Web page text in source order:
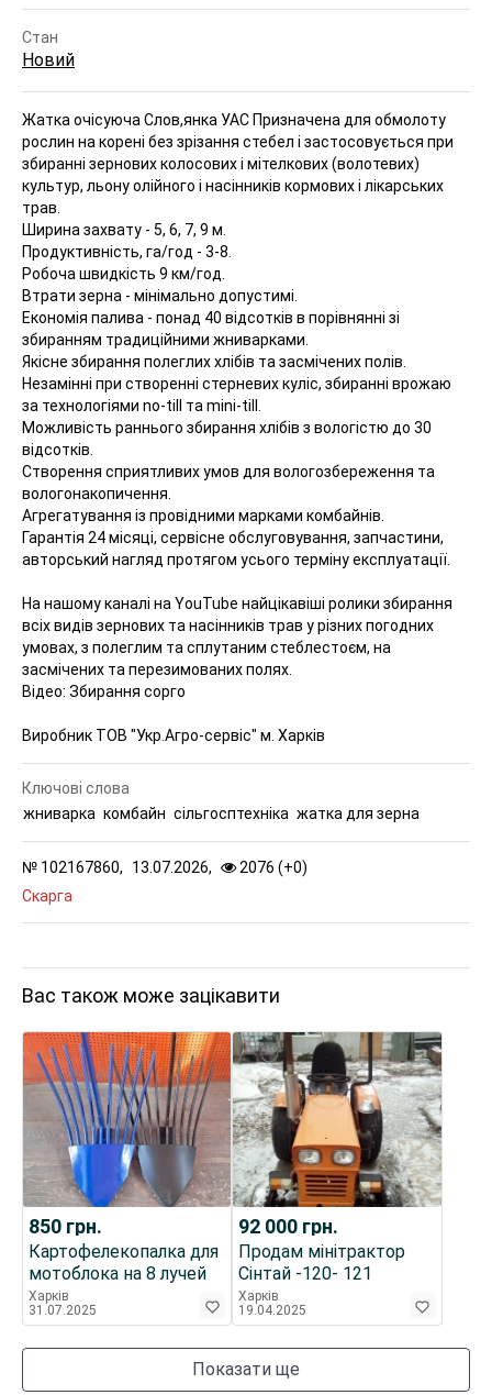
Стан
Новий
Жатка очісуюча Слов,янка УАС Призначена для обмолоту
рослин на корені без зрізання стебел і застосовується при
збиранні зернових колосових і мітелкових (волотевих)
культур, льону олійного і насінників кормових і лікарських
трав.
Ширина захвату - 5, 6, 7, 9 м.
Продуктивність, га/год - 3-8.
Робоча швидкість 9 км/год.
Втрати зерна - мінімально допустимі.
Економія палива - понад 40 відсотків в порівнянні зі
збиранням традиційними жниварками.
Якісне збирання полеглих хлібів та засмічених полів.
Незамінні при створенні стерневих куліс, збиранні врожаю
за технологіями no-till та mini-till.
Можливість раннього збирання хлібів з вологістю до 30
відсотків.
Створення сприятливих умов для вологозбереження та
вологонакопичення.
Агрегатування із провідними марками комбайнів.
Гарантія 24 місяці, сервісне обслуговування, запчастини,
авторський нагляд протягом усього терміну експлуатації.
На нашому каналі на YouTube найцікавіші ролики збирання
всіх видів зернових та насінників трав у різних погодних
умовах, з полеглим та сплутаним стеблестоєм, на
засмічених та перезимованих полях.
Відео: Збирання сорго
Виробник ТОВ "Укр.Агро-сервіс" м. Харків
№ 102167860, 13.07.2026, 2076 (+0)
Скарга
Ключові слова
жниварка комбайн сільгосптехніка жатка для зерна
Вас також може зацікавити
850 грн.
Картофелекопалка для
мотоблока на 8 лучей
Харків
31.07.2025
92 000 грн.
Продам мінітрактор
Сінтай -120- 121
Харків
19.04.2025
Показати ще